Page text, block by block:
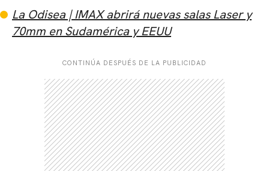
La Odisea | IMAX abrirá nuevas salas Laser y
70mm en Sudamérica y EEUU
CONTINÚA DESPUÉS DE LA PUBLICIDAD